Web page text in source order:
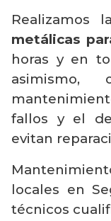
Realizamos
metálicas
horas y en
asimismo,
fallos y el
evitan
locales en
técnicos